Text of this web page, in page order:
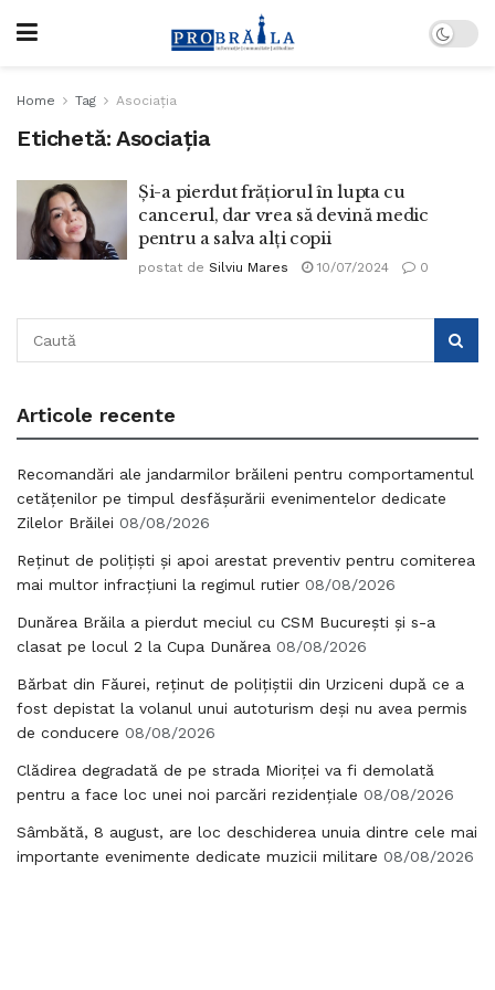
Home Tag Asociația
Etichetă: Asociația
Și-a pierdut frățiorul în lupta cu
cancerul, dar vrea să devină medic
pentru a salva alți copii
postat de Silviu Mares 10/07/2024 0
Articole recente
Recomandări ale jandarmilor brăileni pentru comportamentul
cetățenilor pe timpul desfășurării evenimentelor dedicate
Zilelor Brăilei 08/08/2026
Reținut de polițiști și apoi arestat preventiv pentru comiterea
mai multor infracțiuni la regimul rutier 08/08/2026
Dunărea Brăila a pierdut meciul cu CSM București și s-a
clasat pe locul 2 la Cupa Dunărea 08/08/2026
Bărbat din Făurei, reținut de polițiștii din Urziceni după ce a
fost depistat la volanul unui autoturism deși nu avea permis
de conducere 08/08/2026
Clădirea degradată de pe strada Mioriței va fi demolată
pentru a face loc unei noi parcări rezidențiale 08/08/2026
Sâmbătă, 8 august, are loc deschiderea unuia dintre cele mai
importante evenimente dedicate muzicii militare 08/08/2026